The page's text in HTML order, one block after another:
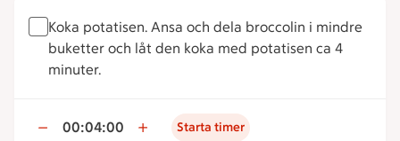
Koka potatisen. Ansa och dela broccolin i mindre
buketter och låt den koka med potatisen ca 4
minuter.
00:04:00 Starta timer